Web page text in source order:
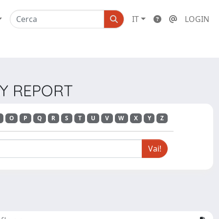
IT LOGIN
REPORT
O P Q R S T U V W X Y Z